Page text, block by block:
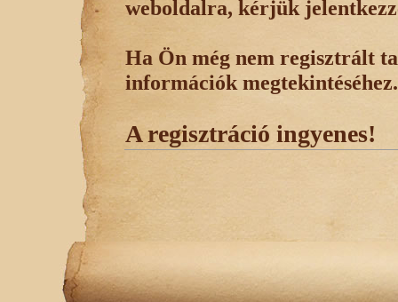
weboldalra, kérjük
Ha Ön még nem regisztrált
információk megtekintéséhez.
A regisztráció ingyenes!